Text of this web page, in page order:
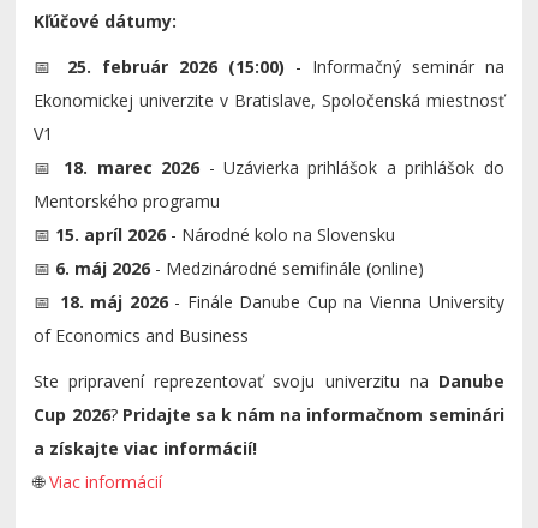
Kľúčové dátumy:
📅
25. február 2026 (15:00) - Informačný seminár na
Ekonomickej univerzite v Bratislave, Spoločenská miestnosť
V1
📅
18. marec 2026 - Uzávierka prihlášok a prihlášok do
Mentorského programu
📅 15. apríl 2026 - Národné kolo na Slovensku
📅 6. máj 2026 - Medzinárodné semifinále (online)
📅 18. máj 2026 - Finále Danube Cup na Vienna University
of Economics and Business
Ste pripravení reprezentovať svoju univerzitu na Danube
Cup 2026? Pridajte sa k nám na informačnom seminári
a získajte viac informácií!
🌐Viac informácií